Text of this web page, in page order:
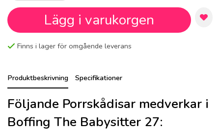
Lägg i varukorgen
Finns i lager för omgående leverans
Produktbeskrivning Specifikationer
Följande Porrskådisar medverkar i
Boffing The Babysitter 27: